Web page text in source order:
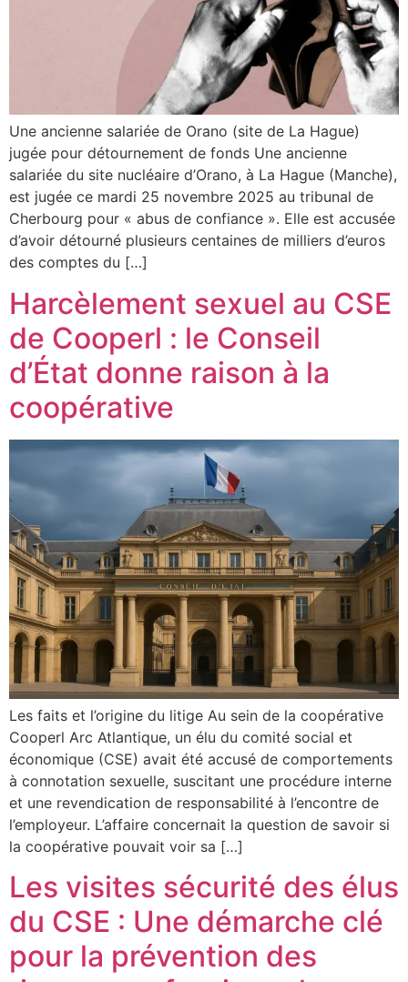
Une ancienne salariée de Orano (site de La Hague)
jugée pour détournement de fonds Une ancienne
salariée du site nucléaire d’Orano, à La Hague (Manche),
est jugée ce mardi 25 novembre 2025 au tribunal de
Cherbourg pour « abus de confiance ». Elle est accusée
d’avoir détourné plusieurs centaines de milliers d’euros
des comptes du […]
Harcèlement sexuel au CSE
de Cooperl : le Conseil
d’État donne raison à la
coopérative
Les faits et l’origine du litige Au sein de la coopérative
Cooperl Arc Atlantique, un élu du comité social et
économique (CSE) avait été accusé de comportements
à connotation sexuelle, suscitant une procédure interne
et une revendication de responsabilité à l’encontre de
l’employeur. L’affaire concernait la question de savoir si
la coopérative pouvait voir sa […]
Les visites sécurité des élus
du CSE : Une démarche clé
pour la prévention des